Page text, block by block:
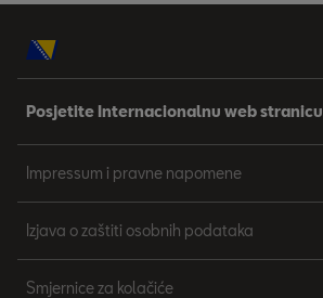
Posjetite Internacionalnu web stranicu
Impressum i pravne napomene
Izjava o zaštiti osobnih podataka
Smjernice za kolačiće